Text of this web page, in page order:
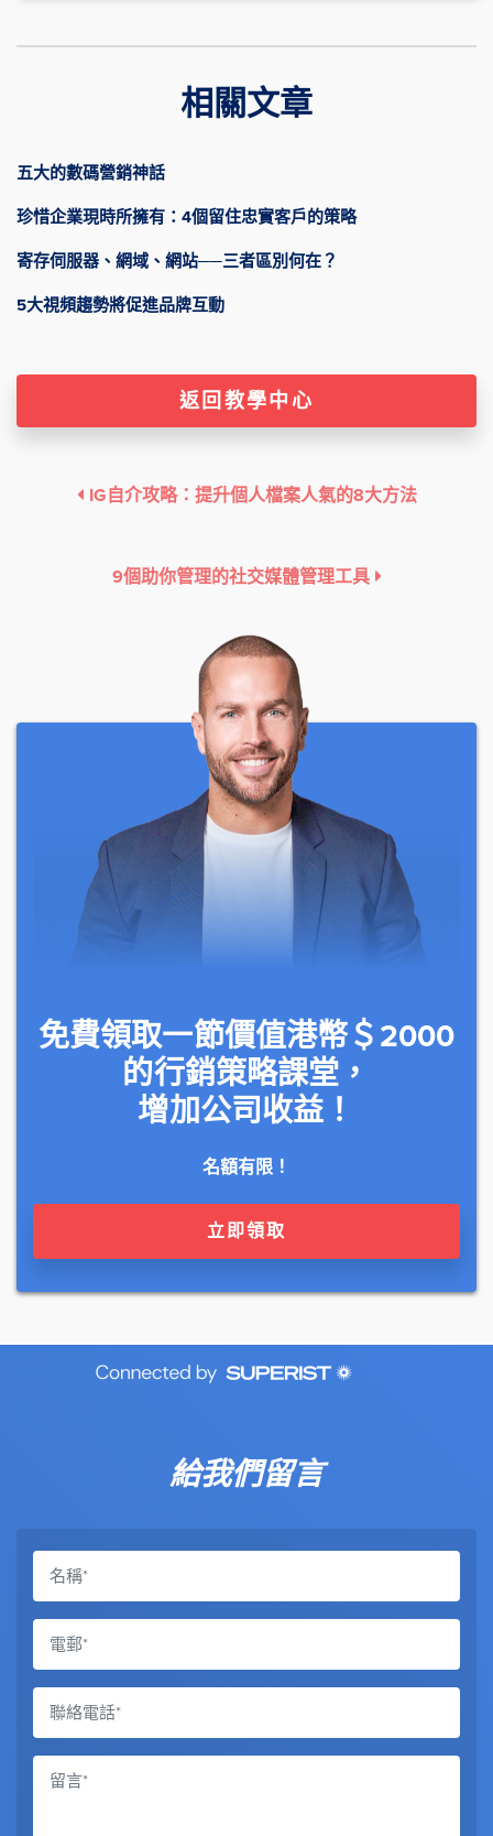
相關文章
五大的數碼營銷神話
珍惜企業現時所擁有：4個留住忠實客戶的策略
寄存伺服器、網域、網站──三者區別何在？
5大視頻趨勢將促進品牌互動
返回教學中心
IG自介攻略：提升個人檔案人氣的8大方法
9個助你管理的社交媒體管理工具
免費領取一節價值港幣＄2000
的行銷策略課堂，
增加公司收益！
名額有限！
立即領取
給我們留言